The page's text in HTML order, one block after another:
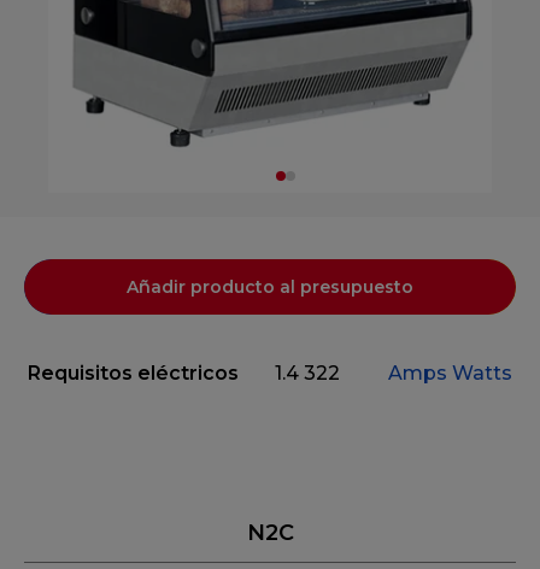
Añadir producto al presupuesto
Requisitos eléctricos 1.4 322 Amps Watts
N2C